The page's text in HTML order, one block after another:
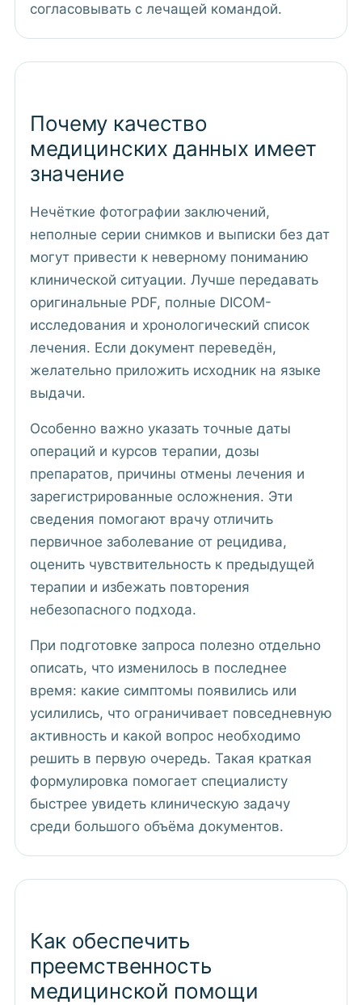
согласовывать с лечащей командой.
Почему качество
медицинских данных имеет
значение
Нечёткие фотографии заключений,
неполные серии снимков и выписки без дат
могут привести к неверному пониманию
клинической ситуации. Лучше передавать
оригинальные PDF, полные DICOM-
исследования и хронологический список
лечения. Если документ переведён,
желательно приложить исходник на языке
выдачи.
Особенно важно указать точные даты
операций и курсов терапии, дозы
препаратов, причины отмены лечения и
зарегистрированные осложнения. Эти
сведения помогают врачу отличить
первичное заболевание от рецидива,
оценить чувствительность к предыдущей
терапии и избежать повторения
небезопасного подхода.
При подготовке запроса полезно отдельно
описать, что изменилось в последнее
время: какие симптомы появились или
усилились, что ограничивает повседневную
активность и какой вопрос необходимо
решить в первую очередь. Такая краткая
формулировка помогает специалисту
быстрее увидеть клиническую задачу
среди большого объёма документов.
Как обеспечить
преемственность
медицинской помощи